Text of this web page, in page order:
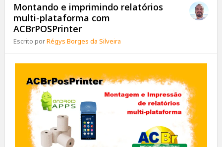
Montando e imprimindo relatórios
multi-plataforma com
ACBrPOSPrinter
Escrito porRégys Borges da Silveira